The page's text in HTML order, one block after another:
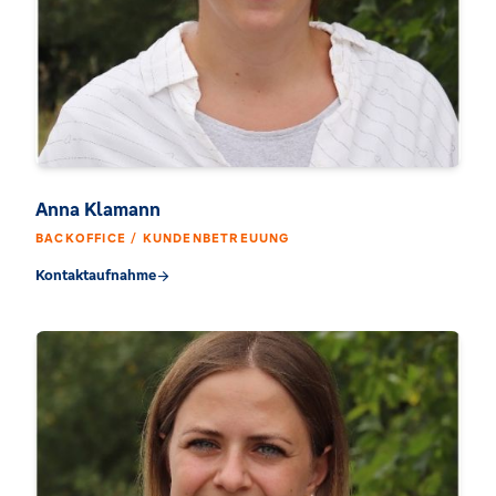
Anna Klamann
BACKOFFICE / KUNDENBETREUUNG
Kontaktaufnahmearrow_forward